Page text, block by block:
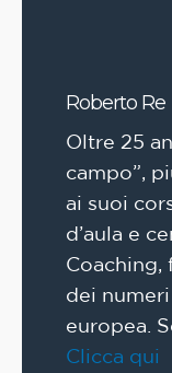
Roberto Re
Oltre 25
campo”,
ai suoi
d’aula e
Coaching,
dei
europea.
Clicca qui